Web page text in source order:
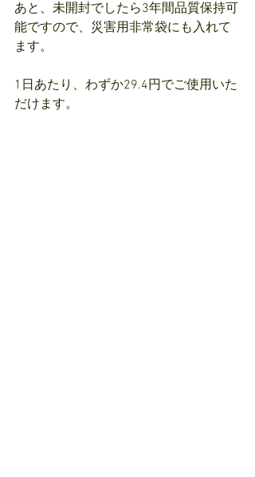
あと、未開封でしたら3年間品質保持可
能ですので、災害用非常袋にも入れて
ます。
1日あたり、わずか29.4円でご使用いた
だけます。